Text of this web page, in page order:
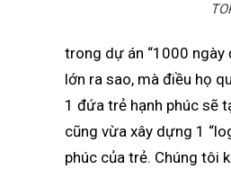
trong dự án “1000 ngày
lớn ra sao, mà điều họ
1 đứa trẻ hạnh phúc sẽ
cũng vừa xây dựng 1
phúc của trẻ. Chúng tôi